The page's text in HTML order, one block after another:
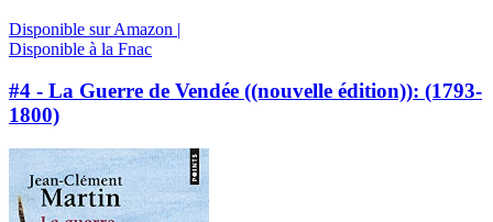
Disponible sur Amazon |
Disponible à la Fnac
#4 - La Guerre de Vendée ((nouvelle édition)): (1793-
1800)